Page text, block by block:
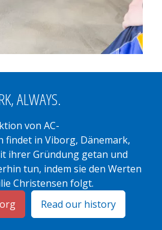
, ALWAYS.
von AC-
findet in Viborg, Dänemark,
ihrer Gründung getan und
tun, indem sie den Werten
Christensen folgt.
Read our history